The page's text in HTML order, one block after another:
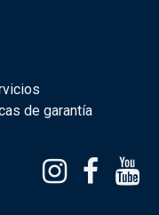
de garantía